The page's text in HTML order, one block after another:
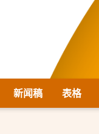
新闻稿 表格